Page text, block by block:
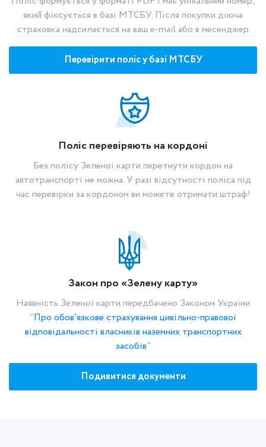
який фіксується в базі МТСБУ. Після покупки діюча
страховка надсилається на ваш e-mail або в месенджер
Перевірити поліс у базі МТСБУ
Поліс перевіряють на кордоні
Без полісу Зеленої карти перетнути кордон на
автотранспорті не можна. У разі відсутності поліса під
час перевірки за кордоном ви можете отримати штраф!
Закон про «Зелену карту»
Наявність Зеленої карти передбачено Законом України
"Про обов'язкове страхування цивільно-правової
відповідальності власників наземних транспортних
засобів"
Подивитися документи